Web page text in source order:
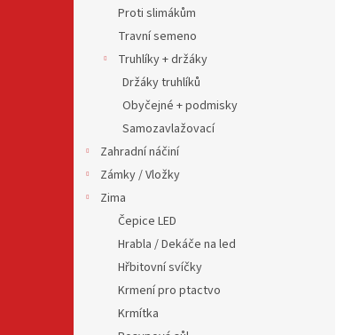
Proti slimákům
Travní semeno
Truhlíky + držáky
Držáky truhlíků
Obyčejné + podmisky
Samozavlažovací
Zahradní náčiní
Zámky / Vložky
Zima
Čepice LED
Hrabla / Dekáče na led
Hřbitovní svíčky
Krmení pro ptactvo
Krmítka